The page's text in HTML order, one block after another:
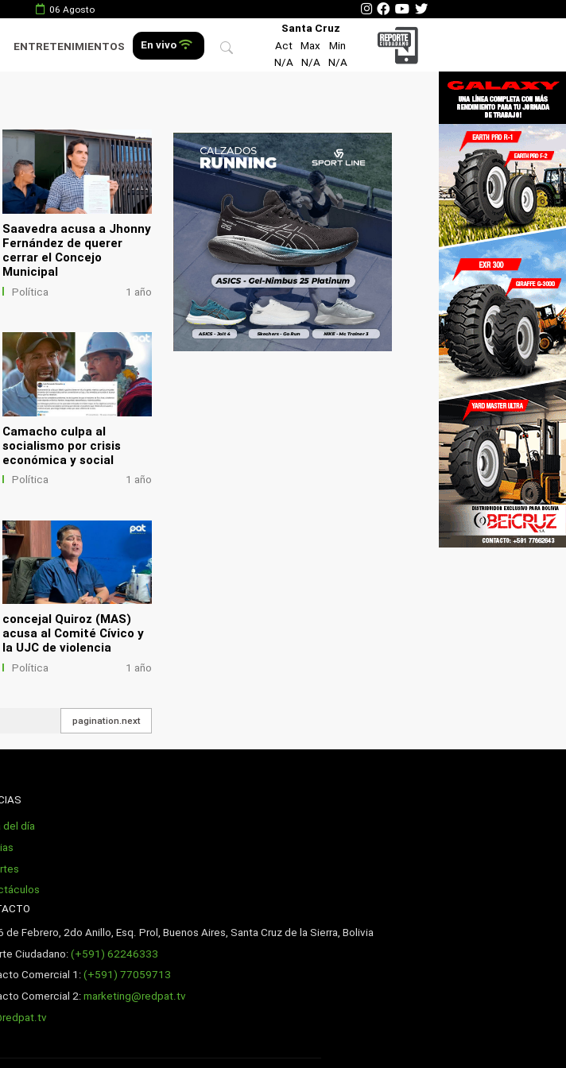
06 Agosto
ENTRETENIMIENTOS En vivo
Santa Cruz
Act
Max
Min
N/A
N/A N/A
Saavedra acusa a Jhonny
Fernández de querer
cerrar el Concejo
Municipal
Política 1 año
Camacho culpa al
socialismo por crisis
económica y social
Política 1 año
concejal Quiroz (MAS)
acusa al Comité Cívico y
la UJC de violencia
Política 1 año
pagination.next
del día
de Febrero, 2do Anillo, Esq. Prol, Buenos Aires, Santa Cruz de la Sierra, Bolivia
Ciudadano:(+591) 62246333
Comercial 1:(+591) 77059713
Comercial 2:marketing@redpat.tv